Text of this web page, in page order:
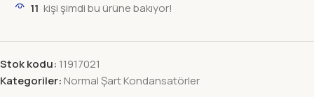
11 kişi şimdi bu ürüne bakıyor!
Stok kodu: 11917021
Kategoriler: Normal Şart Kondansatörler